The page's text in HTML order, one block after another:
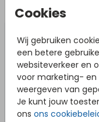
Cookies
Wij gebruiken
een betere
websiteverkeer en
voor marketing-
weergeven van
Je kunt jouw
ons ons
DIT VIND JE